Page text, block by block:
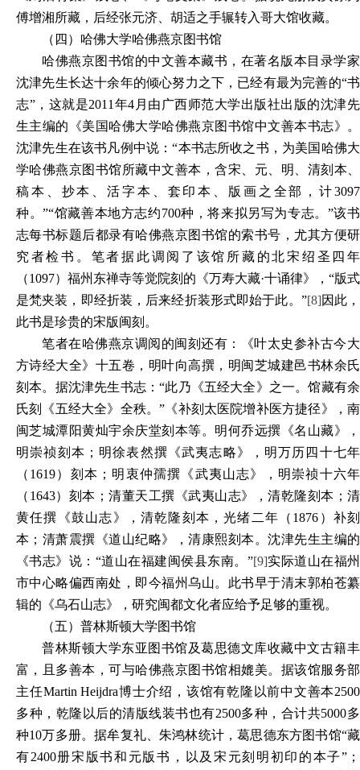
傅增湘所藏，后经张元济、胡适之手辗转入哥大馆收藏。
（四）哈佛大学哈佛燕京图书馆
哈佛燕京图书馆的中文善本藏书，在著名版本目录学家
沈津先生长达十余年的倾心努力之下，已经有最为完善的“书
志”，这就是2011年4月由广西师范大学出版社出版的沈津先
生主编的《美国哈佛大学哈佛燕京图书馆中文善本书志》。
沈津先生在该书凡例中说：“本书志所收之书，为美国哈佛大
学哈佛燕京图书馆所藏中文善本，含宋、元、明、清刻本、
稿本、抄本、活字本、套印本、版画之全部，计3097
种。”“馆藏善本地方志约700种，将来拟另写为专志。”该书
志每书标题后都录有哈佛燕京图书馆的索书号，尤其方便研
究者检书。笔者据此调阅了该馆所藏的北宋绍圣四年
（1097）福州东禅寺等觉院刻的《万寿大藏·十诵律》，“版式
是梵夹装，即经折装，后来经折装形式即始于此。”[8]因此，
此书是珍贵的宋版闽刻。
笔者在哈佛燕京调阅的闽刻还有：《叶太史参补古今大
方诗经大全》十五卷，明叶向高撰，明闽芝城建邑书林余氏
刻本。据沈津先生书志：“此乃《五经大全》之一。馆藏有余
氏刻《五经大全》全秩。”《补刻太医院增补医方捷径》，南
闽芝城潭阳黄灿宇余庆堂刻本等。明何乔远撰《名山藏》，
明崇祯刻本；明徐表然撰《武夷志略》，明万历四十七年
（1619）刻本；明衷仲孺撰《武夷山志》，明崇祯十六年
（1643）刻本；清董天工撰《武夷山志》，清乾隆刻本；清
黄任撰《鼓山志》，清乾隆刻本，光绪二年（1876）补刻
本；清萧震撰《道山纪略》，清康熙刻本。沈津先生主编的
《书志》说：“道山在福建闽侯县东南。”[9]实际道山在福州
市中心略偏西南处，即今福州乌山。此书早于清末郭柏苍纂
辑的《乌石山志》，研究闽都文化者应给予足够的重视。
（五）普林斯顿大学图书馆
普林斯顿大学东亚图书馆及葛思德文库收藏中文古籍丰
富，且多善本，可与哈佛燕京图书馆相媲美。据该馆服务部
主任Martin Heijdra博士介绍，该馆有乾隆以前中文善本2500
多种，乾隆以后的清版线装书也有2500多种，合计共5000多
种10万多册。据牟复礼、朱鸿林统计，葛思德东方图书馆“藏
有2400册宋版书和元版书，以及宋元刻明初印的本子”；